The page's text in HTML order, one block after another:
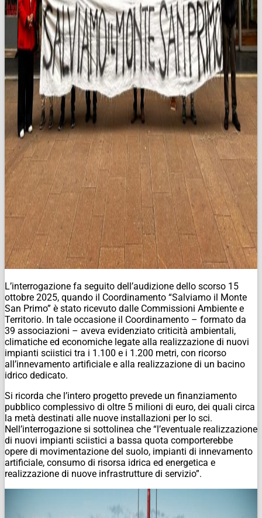
L’interrogazione fa seguito dell’audizione dello scorso 15
ottobre 2025, quando il Coordinamento “Salviamo il Monte
San Primo” è stato ricevuto dalle Commissioni Ambiente e
Territorio. In tale occasione il Coordinamento – formato da
39 associazioni – aveva evidenziato criticità ambientali,
climatiche ed economiche legate alla realizzazione di nuovi
impianti sciistici tra i 1.100 e i 1.200 metri, con ricorso
all’innevamento artificiale e alla realizzazione di un bacino
idrico dedicato.
Si ricorda che l’intero progetto prevede un finanziamento
pubblico complessivo di oltre 5 milioni di euro, dei quali circa
la metà destinati alle nuove installazioni per lo sci.
Nell’interrogazione si sottolinea che “l’eventuale realizzazione
di nuovi impianti sciistici a bassa quota comporterebbe
opere di movimentazione del suolo, impianti di innevamento
artificiale, consumo di risorsa idrica ed energetica e
realizzazione di nuove infrastrutture di servizio”.